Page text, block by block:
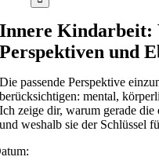
Innere Kindarbeit:
Perspektiven und
Die passende Perspektive
berücksichtigen: mental,
Ich zeige dir, warum gerade
und weshalb sie der Schlüssel